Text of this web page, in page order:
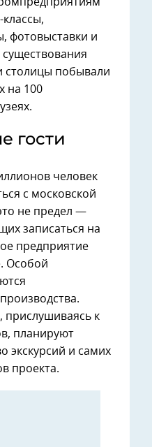
фотовыставки и
существования
столицы побывали
на 100
гости
человек
с московской
не предел —
записаться на
предприятие
Особой
прислушиваясь к
планируют
экскурсий и самих
проекта.